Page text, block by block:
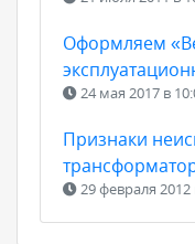
Оформляем
24 мая 2017 в
Признаки
29 февраля 2012